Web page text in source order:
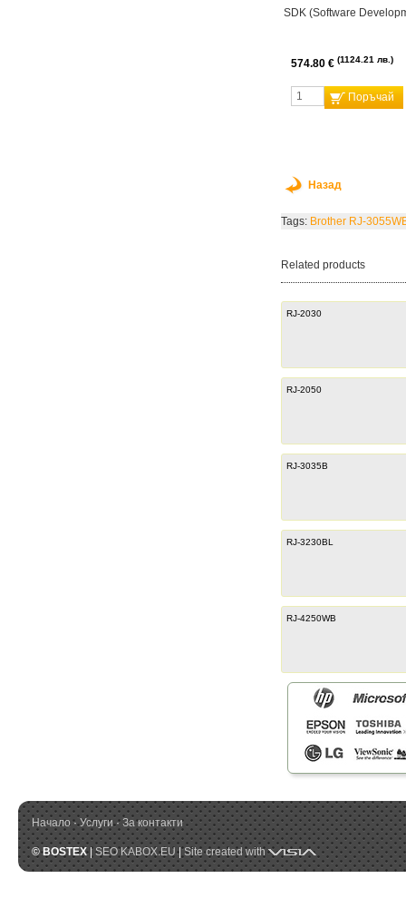
SDK (Software
574.80 € 1124.21 лв.
Поръчай
Назад
Tags: Brother RJ-
Related products
RJ-2030
RJ-2050
RJ-3035B
RJ-3230BL
RJ-4250WB
Начало · Услуги · За контакти
© BOSTEX|SEO KABOX.EU|Site created with Visia